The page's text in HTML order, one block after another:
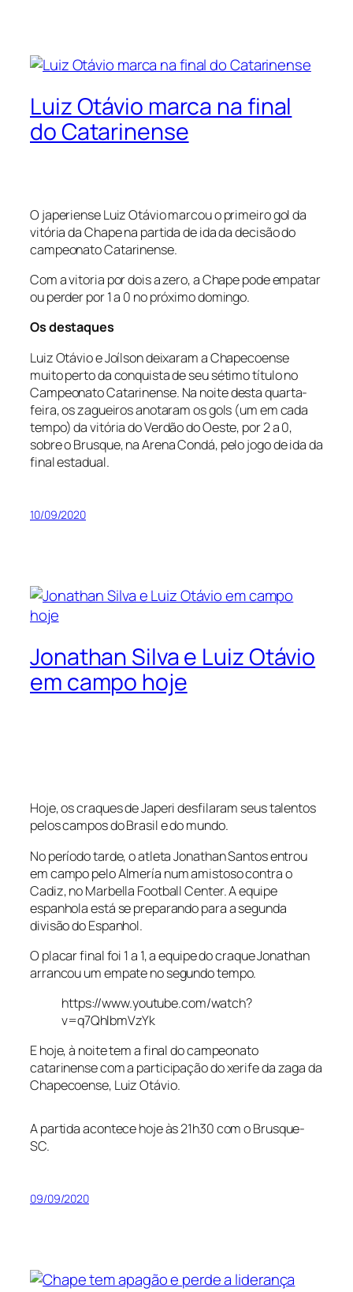
Luiz Otávio marca na final
do Catarinense
O japeriense Luiz Otávio marcou o primeiro gol da
vitória da Chape na partida de ida da decisão do
campeonato Catarinense.
Com a vitoria por dois a zero, a Chape pode empatar
ou perder por 1 a 0 no próximo domingo.
Os destaques
Luiz Otávio e Joílson deixaram a Chapecoense
muito perto da conquista de seu sétimo título no
Campeonato Catarinense. Na noite desta quarta-
feira, os zagueiros anotaram os gols (um em cada
tempo) da vitória do Verdão do Oeste, por 2 a 0,
sobre o Brusque, na Arena Condá, pelo jogo de ida da
final estadual.
10/09/2020
Jonathan Silva e Luiz Otávio
em campo hoje
Hoje, os craques de Japeri desfilaram seus talentos
pelos campos do Brasil e do mundo.
No período tarde, o atleta Jonathan Santos entrou
em campo pelo Almería num amistoso contra o
Cadiz, no Marbella Football Center. A equipe
espanhola está se preparando para a segunda
divisão do Espanhol.
O placar final foi 1 a 1, a equipe do craque Jonathan
arrancou um empate no segundo tempo.
https://www.youtube.com/watch?
v=q7QhlbmVzYk
E hoje, à noite tem a final do campeonato
catarinense com a participação do xerife da zaga da
Chapecoense, Luiz Otávio.
A partida acontece hoje às 21h30 com o Brusque-
SC.
09/09/2020